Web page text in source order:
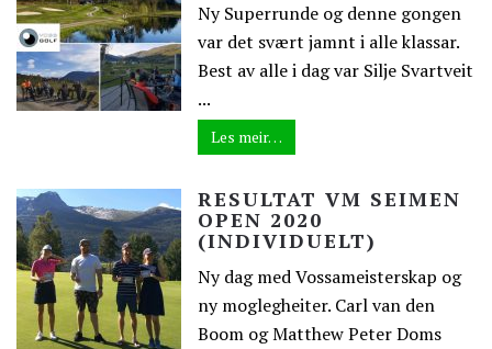
Ny Superrunde og denne gongen
var det svært jamnt i alle klassar.
Best av alle i dag var Silje Svartveit
...
Les meir…
RESULTAT VM SEIMEN
OPEN 2020
(INDIVIDUELT)
Ny dag med Vossameisterskap og
ny moglegheiter. Carl van den
Boom og Matthew Peter Doms